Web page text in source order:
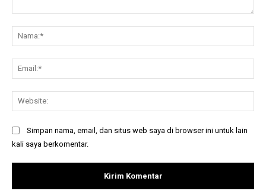
Simpan nama, email, dan situs web saya di browser ini untuk lain
kali saya berkomentar.